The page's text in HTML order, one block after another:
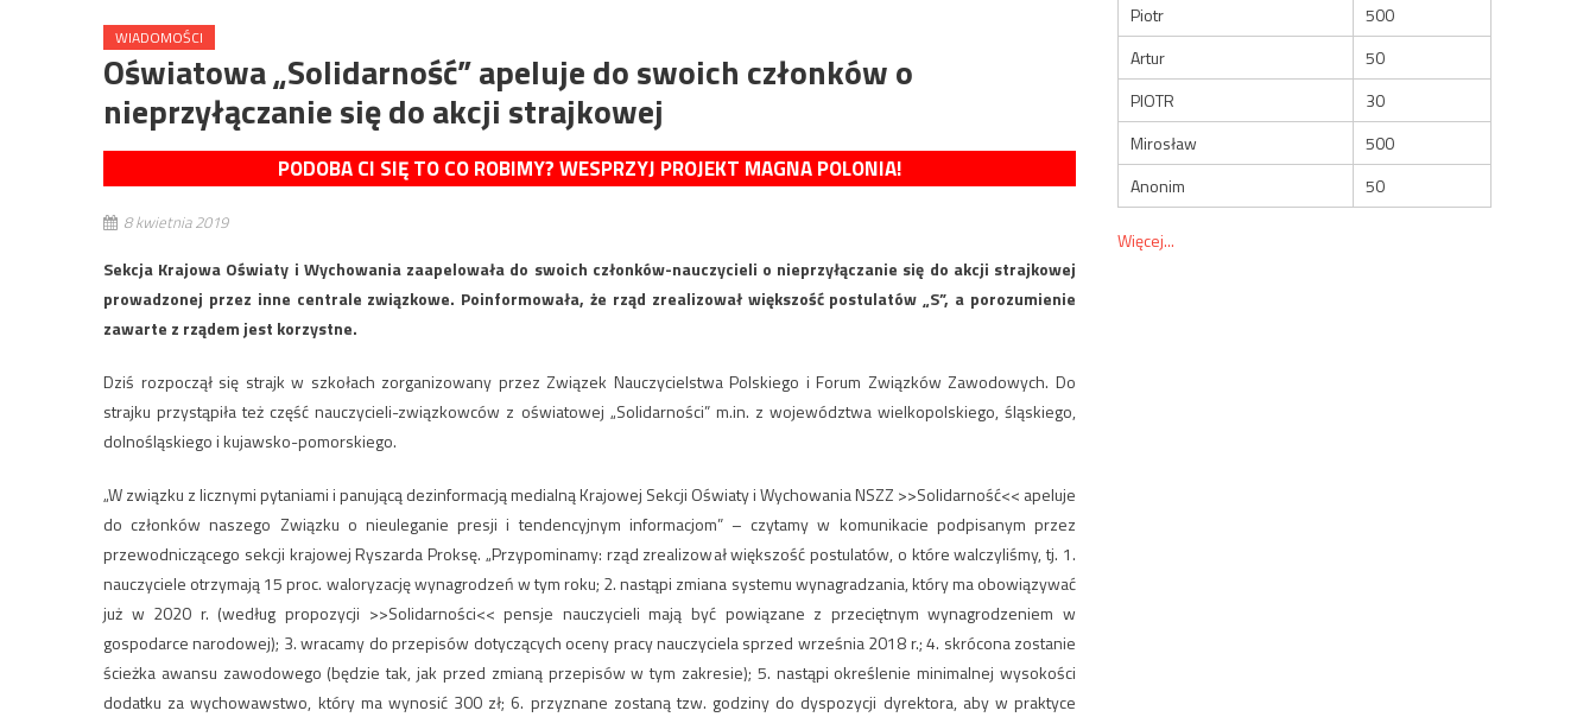
WIADOMOŚCI
Oświatowa „Solidarność” apeluje do swoich członków o
nieprzyłączanie się do akcji strajkowej
PODOBA CI SIĘ TO CO ROBIMY? WESPRZYJ PROJEKT MAGNA POLONIA!
8 kwietnia 2019
Sekcja Krajowa Oświaty i Wychowania zaapelowała do swoich członków-nauczycieli o nieprzyłączanie się do akcji strajkowej
prowadzonej przez inne centrale związkowe. Poinformowała, że rząd zrealizował większość postulatów „S”, a porozumienie
zawarte z rządem jest korzystne.
Dziś rozpoczął się strajk w szkołach zorganizowany przez Związek Nauczycielstwa Polskiego i Forum Związków Zawodowych. Do
strajku przystąpiła też część nauczycieli-związkowców z oświatowej „Solidarności” m.in. z województwa wielkopolskiego, śląskiego,
dolnośląskiego i kujawsko-pomorskiego.
„W związku z licznymi pytaniami i panującą dezinformacją medialną Krajowej Sekcji Oświaty i Wychowania NSZZ >>Solidarność<< apeluje
do członków naszego Związku o nieuleganie presji i tendencyjnym informacjom” – czytamy w komunikacie podpisanym przez
przewodniczącego sekcji krajowej Ryszarda Proksę. „Przypominamy: rząd zrealizował większość postulatów, o które walczyliśmy, tj. 1.
nauczyciele otrzymają 15 proc. waloryzację wynagrodzeń w tym roku; 2. nastąpi zmiana systemu wynagradzania, który ma obowiązywać
już w 2020 r. (według propozycji >>Solidarności<< pensje nauczycieli mają być powiązane z przeciętnym wynagrodzeniem w
gospodarce narodowej); 3. wracamy do przepisów dotyczących oceny pracy nauczyciela sprzed września 2018 r.; 4. skrócona zostanie
ścieżka awansu zawodowego (będzie tak, jak przed zmianą przepisów w tym zakresie); 5. nastąpi określenie minimalnej wysokości
dodatku za wychowawstwo, który ma wynosić 300 zł; 6. przyznane zostaną tzw. godziny do dyspozycji dyrektora, aby w praktyce
Piotr
500
Artur
50
PIOTR
30
Mirosław
500
Anonim
50
Więcej...